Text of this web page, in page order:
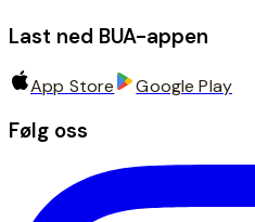
Last ned BUA-appen
App Store Google Play
Følg oss